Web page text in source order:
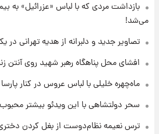
یک پیش ‌بینی مهم
۲۰ ساعت پیش
بازیکن به درد نخور
تیم را ترک کرد!
۱ روز پیش
تصاویر کمتر
بازداشت مردی که با لباس «عزرائیل» به
می‌شد!
تصاویر جدید و دلبرانه از هدیه تهرانی در
افشای محل پناهگاه‌ رهبر شهید روی آنتن
ماه‌چهره خلیلی با لباس عروس در کنار پارسا
سحر دولتشاهی با این ویدئو بیشتر
ترس نعیمه نظام‌دوست از بغل کردن دختری